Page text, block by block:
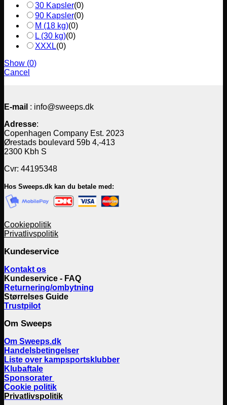
30 Kapsler(0)
90 Kapsler(0)
M (18 kg)(0)
L (30 kg)(0)
XXXL(0)
Show (0)
Cancel
E-mail : info@sweeps.dk
Adresse:
Copenhagen Company Est. 2023
Ørestads boulevard 59b 4,-413
2300 Kbh S
Cvr: 44195348
Hos Sweeps.dk kan du betale med:
Cookiepolitik
Privatlivspolitik
Kundeservice
Kontakt os
Kundeservice - FAQ
Returnering/ombytning
Størrelses Guide
Trustpilot
Om Sweeps
Om Sweeps.dk
Handelsbetingelser
Liste over kampsportsklubber
Klubaftale
Sponsorater
Cookie politik
Privatlivspolitik